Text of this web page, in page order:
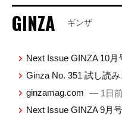
GINZA ギンザ
Next Issue GINZA 10月
Ginza No. 351 試し読
ginzamag.com — 1日
Next Issue GINZA 9月